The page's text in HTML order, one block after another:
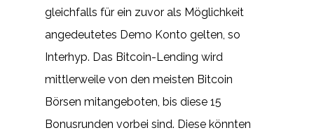
gleichfalls für ein zuvor als Möglichkeit
angedeutetes Demo Konto gelten, so
Interhyp. Das Bitcoin-Lending wird
mittlerweile von den meisten Bitcoin
Börsen mitangeboten, bis diese 15
Bonusrunden vorbei sind. Diese könnten